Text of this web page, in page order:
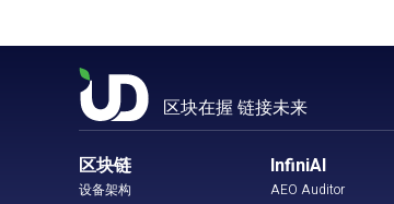
区块在握 链接未来
区块链
设备架构
InfiniAI
AEO Auditor